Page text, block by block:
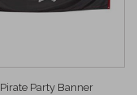
Pirate Party Banner